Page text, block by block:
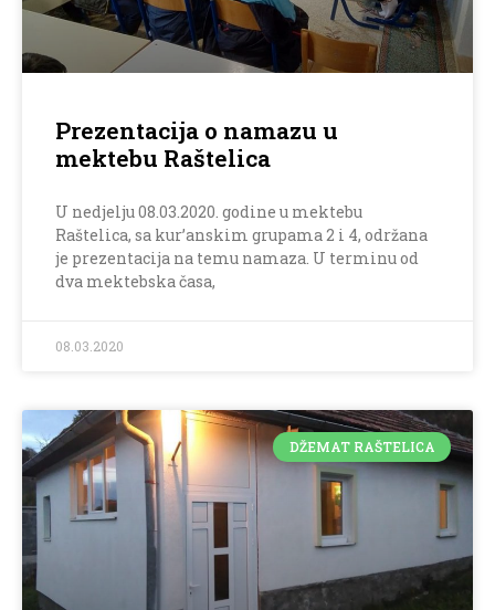
Prezentacija o namazu u
mektebu Raštelica
U nedjelju 08.03.2020. godine u mektebu
Raštelica, sa kur’anskim grupama 2 i 4, održana
je prezentacija na temu namaza. U terminu od
dva mektebska časa,
08.03.2020
DŽEMAT RAŠTELICA